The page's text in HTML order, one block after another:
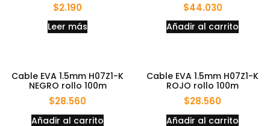
$2.190
Leer más
$44.030
Añadir al carrito
Cable EVA 1.5mm H07Z1-K
NEGRO rollo 100m
$28.560
Añadir al carrito
Cable EVA 1.5mm H07Z1-K
ROJO rollo 100m
$28.560
Añadir al carrito